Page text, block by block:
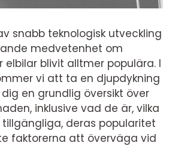
snabb teknologisk utveckling
medvetenhet om
elbilar blivit alltmer populära. I
vi att ta en djupdykning
en grundlig översikt över
inklusive vad de är, vilka
deras popularitet
faktorerna att överväga vid